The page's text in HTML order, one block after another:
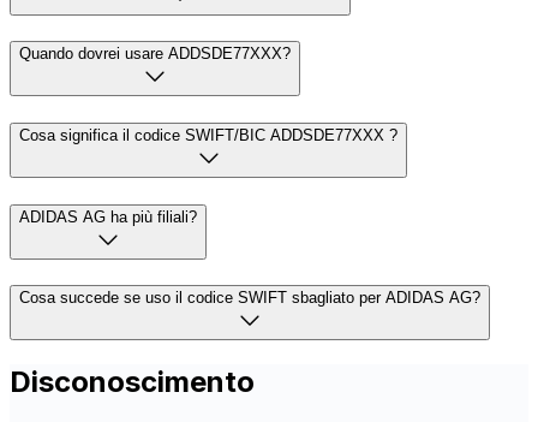
Quando dovrei usare ADDSDE77XXX?
Cosa significa il codice SWIFT/BIC ADDSDE77XXX ?
ADIDAS AG ha più filiali?
Cosa succede se uso il codice SWIFT sbagliato per ADIDAS AG?
Disconoscimento